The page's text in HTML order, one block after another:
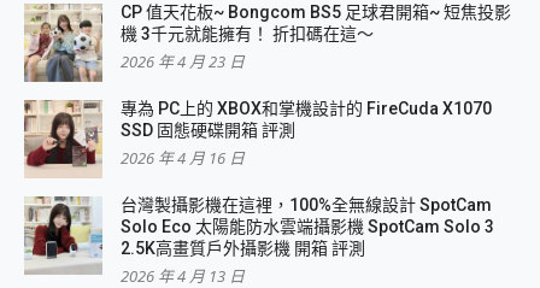
CP 值天花板~ Bongcom BS5 足球君開箱~ 短焦投影
機 3千元就能擁有！ 折扣碼在這～
2026 年 4 月 23 日
專為 PC上的 XBOX和掌機設計的 FireCuda X1070
SSD 固態硬碟開箱 評測
2026 年 4 月 16 日
台灣製攝影機在這裡，100%全無線設計 SpotCam
Solo Eco 太陽能防水雲端攝影機 SpotCam Solo 3
2.5K高畫質戶外攝影機 開箱 評測
2026 年 4 月 13 日